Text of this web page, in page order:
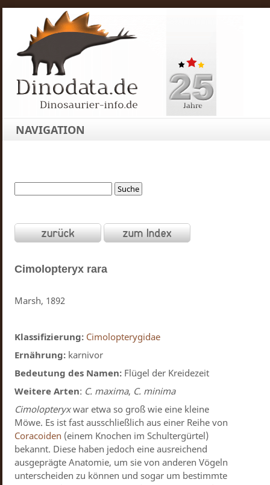
NAVIGATION
Cimolopteryx rara
Marsh, 1892
Klassifizierung: Cimolopterygidae
Ernährung: karnivor
Bedeutung des Namen: Flügel der Kreidezeit
Weitere Arten: C. maxima, C. minima
Cimolopteryxwar etwa so groß wie eine kleine
Möwe. Es ist fast ausschließlich aus einer Reihe von
Coracoiden (einem Knochen im Schultergürtel)
bekannt. Diese haben jedoch eine ausreichend
ausgeprägte Anatomie, um sie von anderen Vögeln
unterscheiden zu können und sogar um bestimmte